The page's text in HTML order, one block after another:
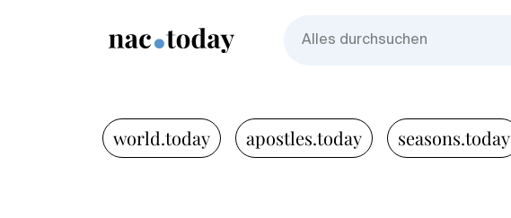
world.today apostles.today seasons.today